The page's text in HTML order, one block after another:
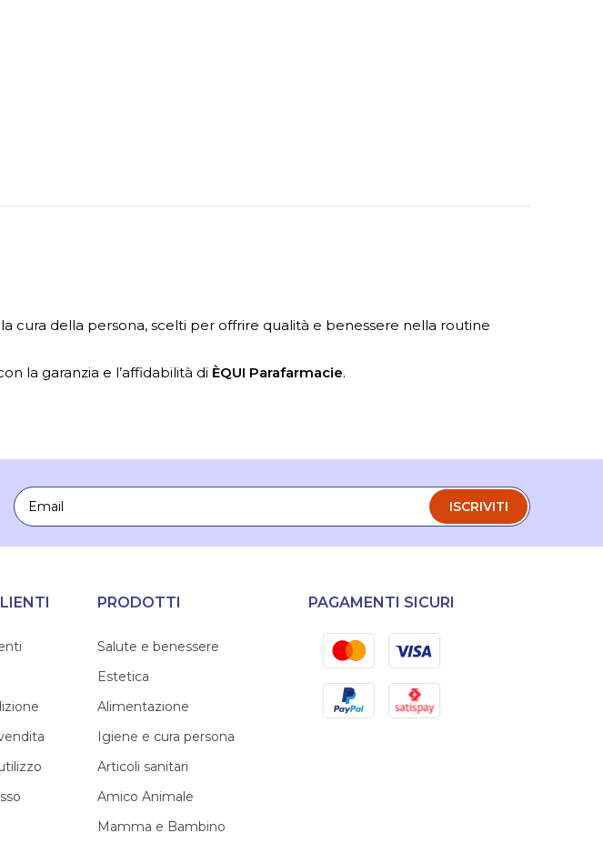
cura della persona, scelti per offrire qualità e benessere nella routine
la garanzia e l’affidabilità di ÈQUI Parafarmacie.
Email
ISCRIVITI
PRODOTTI
Salute e benessere
Estetica
Alimentazione
Igiene e cura persona
Articoli sanitari
Amico Animale
Mamma e Bambino
PAGAMENTI SICURI
MastercardVisa
PayPal Satispay